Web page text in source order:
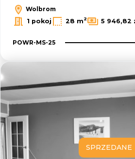
Wolbrom
1 pokoj
28 m2 5 946,82
POWR-MS-25
SPRZEDANE